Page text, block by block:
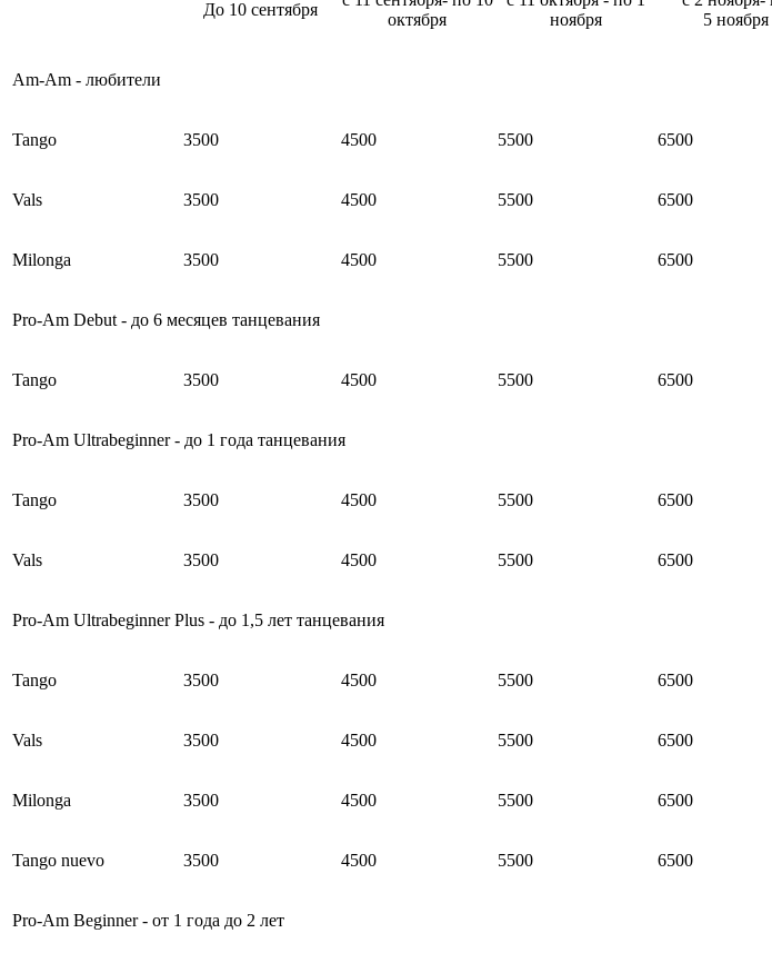
До 10 сентября
октября
ноября
5 ноября
Am-Am - любители
Tango 3500 4500 5500 6500
Vals 3500 4500 5500 6500
Milonga 3500 4500 5500 6500
Pro-Am Debut - до 6 месяцев танцевания
Tango 3500 4500 5500 6500
Pro-Am Ultrabeginner - до 1 года танцевания
Tango 3500 4500 5500 6500
Vals 3500 4500 5500 6500
Pro-Am Ultrabeginner Plus - до 1,5 лет танцевания
Tango 3500 4500 5500 6500
Vals 3500 4500 5500 6500
Milonga 3500 4500 5500 6500
Tango nuevo 3500 4500 5500 6500
Pro-Am Beginner - от 1 года до 2 лет